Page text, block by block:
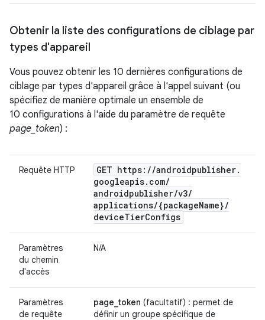
Obtenir la liste des configurations de ciblage par
types d'appareil
Vous pouvez obtenir les 10 dernières configurations de
ciblage par types d'appareil grâce à l'appel suivant (ou
spécifiez de manière optimale un ensemble de
10 configurations à l'aide du paramètre de requête
page_token) :
Requête HTTP GET https: //androidpublisher.
googleapis. com/
androidpublisher/v3/
applications/{packageName}/
deviceTierConfigs
Paramètres
du chemin
d'accès
N/A
Paramètres
de requête
page_token (facultatif) : permet de
définir un groupe spécifique de